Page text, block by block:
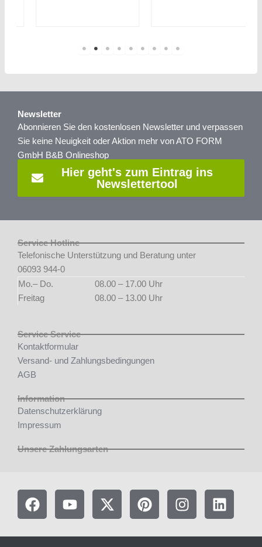
Newsletter
Abonnieren Sie den kostenlosen Newsletter und verpassen
Sie keine Neuigkeit oder Aktion mehr von ATO FORM
GmbH B&B Onlineshop
Hier geht's zum Eintrag ins
Newslettertool
Service Hotline
Telefonische Unterstützung und Beratung unter
06093 944-0
Mo.– Do.
08.00 – 17.00 Uhr
Freitag
08.00 – 13.00 Uhr
Service Service
Kontaktformular
Versand- und Zahlungsbedingungen
AGB
Information
Datenschutzerklärung
Impressum
Unsere Zahlungsarten
F
a
e
Y
o
t
X
-
w
P
i
t
I
n
t
L
i
k